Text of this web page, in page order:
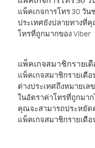
แพ็คเกจการโทร 30 วั
ประเทศยังปลายทางที่
โทรที่ถูกมากของ Viber
แพ็คเกจสมาชิกรายเ
แพ็คเกจสมาชิกรายเดื
ต่างประเทศถึงหมายเ
ในอัตราค่าโทรที่ถูกมา
คุณจะสามารถประหยั
แพ็คเกจสมาชิกรายเดื